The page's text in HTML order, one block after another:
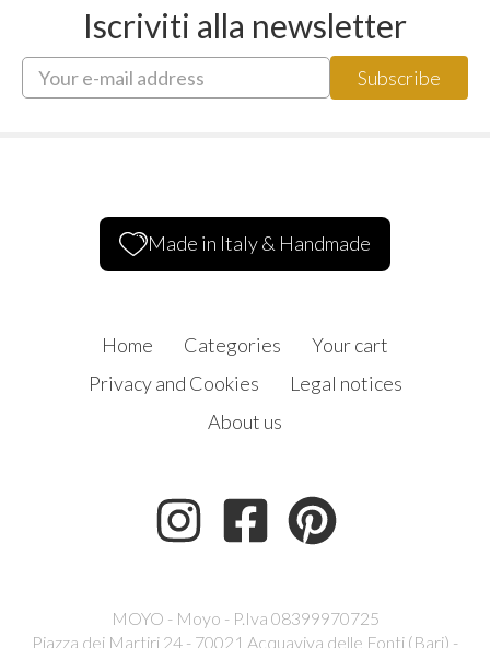
Iscriviti alla newsletter
Made in Italy & Handmade
Home Categories
Your cart
Privacy and Cookies
Legal notices
About us
MOYO - Moyo - P.Iva 08399970725
Piazza dei Martiri 24 - 70021 Acquaviva delle Fonti (Bari) -